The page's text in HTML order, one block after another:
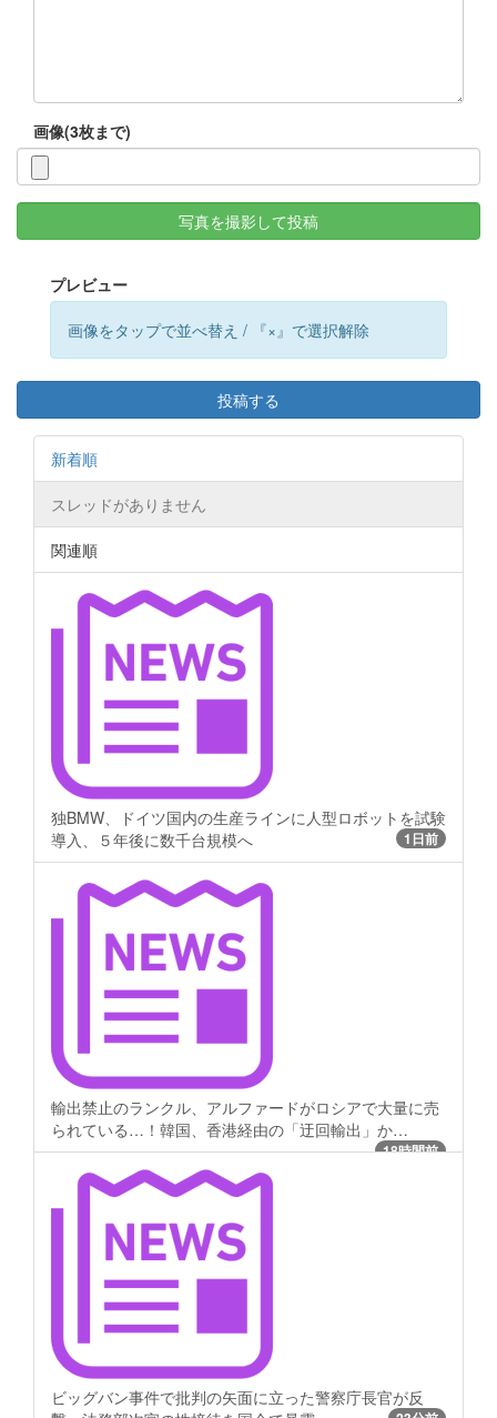
画像(3枚まで)
写真を撮影して投稿
プレビュー
画像をタップで並べ替え / 『×』で選択解除
投稿する
新着順
スレッドがありません
関連順
独BMW、ドイツ国内の生産ラインに人型ロボットを試験
導入、５年後に数千台規模へ
1日前
輸出禁止のランクル、アルファードがロシアで大量に売
られている…！韓国、香港経由の「迂回輸出」か…
18時間前
ビッグバン事件で批判の矢面に立った警察庁長官が反